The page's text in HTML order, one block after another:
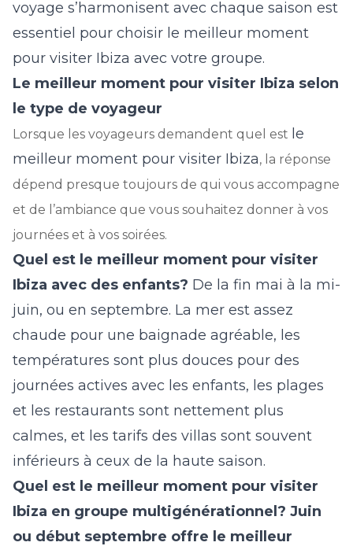
voyage s’harmonisent avec chaque saison est
essentiel pour choisir le meilleur moment
pour visiter Ibiza avec votre groupe.
Le meilleur moment pour visiter Ibiza selon
le type de voyageur
Lorsque les voyageurs demandent quel est le
meilleur moment pour visiter Ibiza, la réponse
dépend presque toujours de qui vous accompagne
et de l’ambiance que vous souhaitez donner à vos
journées et à vos soirées.
Quel est le meilleur moment pour visiter
Ibiza avec des enfants? De la fin mai à la mi-
juin, ou en septembre. La mer est assez
chaude pour une baignade agréable, les
températures sont plus douces pour des
journées actives avec les enfants, les plages
et les restaurants sont nettement plus
calmes, et les tarifs des villas sont souvent
inférieurs à ceux de la haute saison.
Quel est le meilleur moment pour visiter
Ibiza en groupe multigénérationnel? Juin
ou début septembre offre le meilleur